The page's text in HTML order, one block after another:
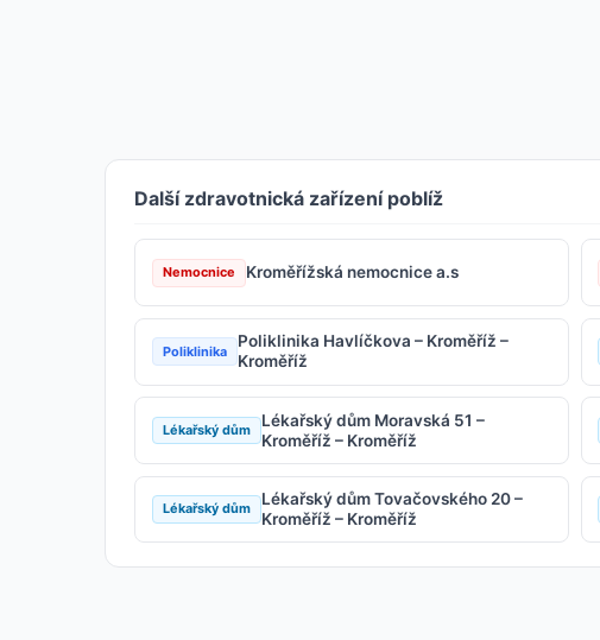
Další zdravotnická zařízení poblíž
Nemocnice Kroměřížská nemocnice a.s
Poliklinika
Poliklinika Havlíčkova – Kroměříž –
Kroměříž
Lékařský dům
Lékařský dům Moravská 51 –
Kroměříž – Kroměříž
Lékařský dům
Lékařský dům Tovačovského 20 –
Kroměříž – Kroměříž